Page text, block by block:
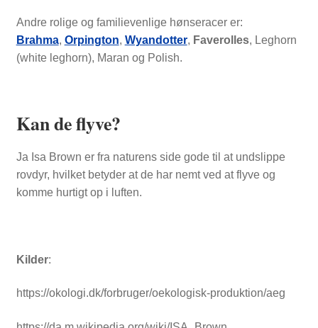
Andre rolige og familievenlige hønseracer er:
Brahma, Orpington, Wyandotter, Faverolles, Leghorn
(white leghorn), Maran og Polish.
Kan de flyve?
Ja Isa Brown er fra naturens side gode til at undslippe
rovdyr, hvilket betyder at de har nemt ved at flyve og
komme hurtigt op i luften.
Kilder:
https://okologi.dk/forbruger/oekologisk-produktion/aeg